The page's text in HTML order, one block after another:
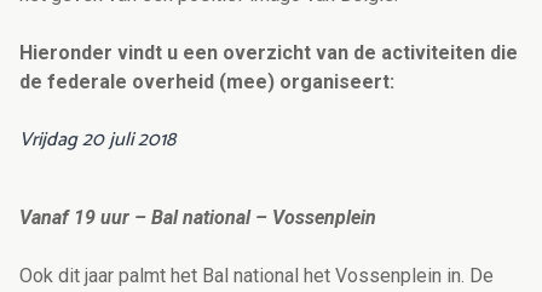
Hieronder vindt u een overzicht van de activiteiten die
de federale overheid (mee) organiseert:
Vrijdag 20 juli 2018
Vanaf 19 uur – Bal national – Vossenplein
Ook dit jaar palmt het Bal national het Vossenplein in. De